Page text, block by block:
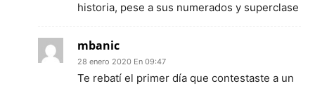
historia, pese a sus numerados y superclase
mbanic
28 enero 2020 En 09:47
Te rebatí el primer día que contestaste a un